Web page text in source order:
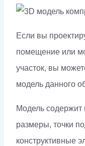
Если вы
помещение или
участок, вы
модель данного
Модель содержит
размеры, точки
конструктивные